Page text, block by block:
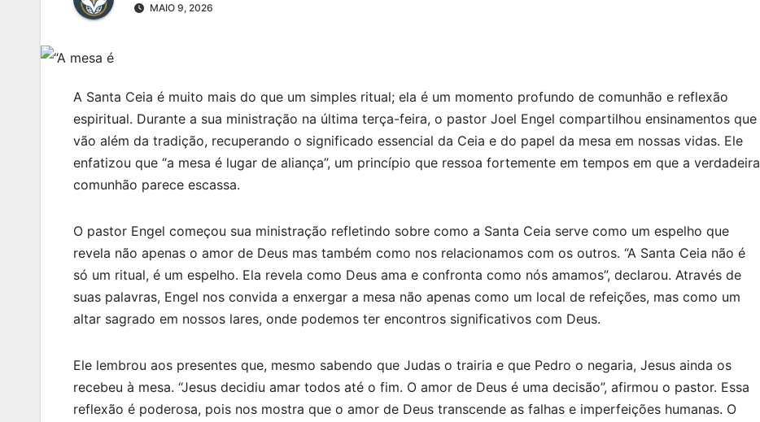
MAIO 9, 2026
A Santa Ceia é muito mais do que um simples ritual; ela é um momento profundo de comunhão e reflexão
espiritual. Durante a sua ministração na última terça-feira, o pastor Joel Engel compartilhou ensinamentos que
vão além da tradição, recuperando o significado essencial da Ceia e do papel da mesa em nossas vidas. Ele
enfatizou que “a mesa é lugar de aliança”, um princípio que ressoa fortemente em tempos em que a verdadeira
comunhão parece escassa.
O pastor Engel começou sua ministração refletindo sobre como a Santa Ceia serve como um espelho que
revela não apenas o amor de Deus mas também como nos relacionamos com os outros. “A Santa Ceia não é
só um ritual, é um espelho. Ela revela como Deus ama e confronta como nós amamos”, declarou. Através de
suas palavras, Engel nos convida a enxergar a mesa não apenas como um local de refeições, mas como um
altar sagrado em nossos lares, onde podemos ter encontros significativos com Deus.
Ele lembrou aos presentes que, mesmo sabendo que Judas o trairia e que Pedro o negaria, Jesus ainda os
recebeu à mesa. “Jesus decidiu amar todos até o fim. O amor de Deus é uma decisão”, afirmou o pastor. Essa
reflexão é poderosa, pois nos mostra que o amor de Deus transcende as falhas e imperfeições humanas. O